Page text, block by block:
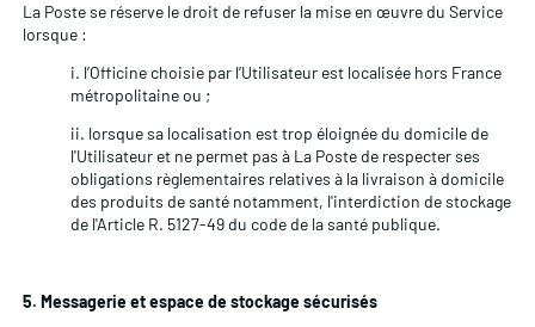
La Poste se réserve le droit de refuser la mise en œuvre du Service
lorsque :
i. l’Officine choisie par l’Utilisateur est localisée hors France
métropolitaine ou ;
ii. lorsque sa localisation est trop éloignée du domicile de
l'Utilisateur et ne permet pas à La Poste de respecter ses
obligations règlementaires relatives à la livraison à domicile
des produits de santé notamment, l'interdiction de stockage
de l'Article R. 5127-49 du code de la santé publique.
5. Messagerie et espace de stockage sécurisés